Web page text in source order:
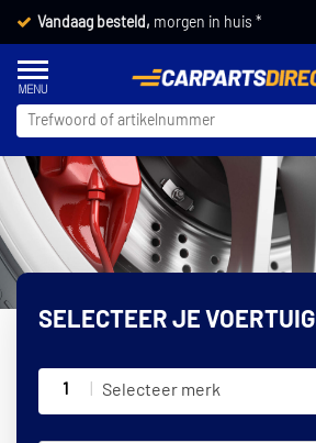
Vandaag besteld, morgen in huis *
SELECTEER JE VOERTUIG
1 Selecteer merk